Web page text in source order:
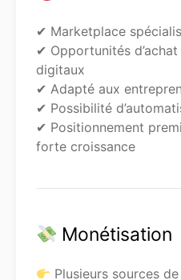
✔ Marketplace
✔ Opportunités
digitaux
✔ Adapté aux
✔ Possibilité
✔ Positionnement
forte croissance
Monétisation
Plusieurs sources